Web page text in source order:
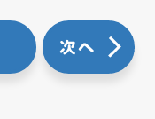
次へ